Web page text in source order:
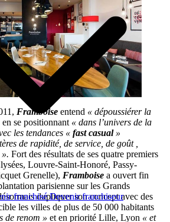
franchiséDevenir franchiseur
Framboise entend « dépoussiérer la
en se positionnant « dans l’univers de la
les tendances « fast casual»
de rapidité, de service, de goût ,
Fort des résultats de ses quatre premiers
Louvre-Saint-Honoré, Passy-
Grenelle), Framboise a ouvert fin
parisienne sur les Grands
dupliquer son concept avec des
les villes de plus de 50 000 habitants
de renom » et en priorité Lille, Lyon « et